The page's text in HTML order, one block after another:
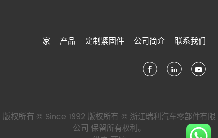
家 产品 定制紧固件 公司简介 联系我们
版权所有 © Since 1992 版权所有 © 浙江瑞利汽车零部件有限
公司 保留所有权利。